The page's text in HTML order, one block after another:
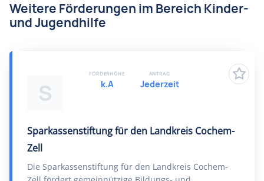
Weitere Förderungen im Bereich Kinder-
und Jugendhilfe
S
Sparkassenstiftung für den Landkreis Cochem-
Zell
Die Sparkassenstiftung für den Landkreis Cochem-
FÖRDERHÖHE
k.A
ANTRAG
Jederzeit